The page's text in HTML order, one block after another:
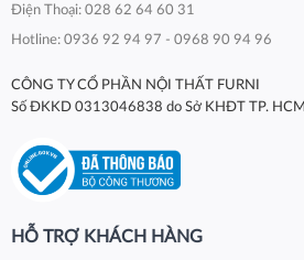
Điện Thoại: 028 62 64 60 31
Hotline: 0936 92 94 97 - 0968 90 94 96
CÔNG TY CỔ PHẦN NỘI THẤT FURNI
Số ĐKKD 0313046838 do Sở KHĐT TP.
HỖ TRỢ KHÁCH HÀNG